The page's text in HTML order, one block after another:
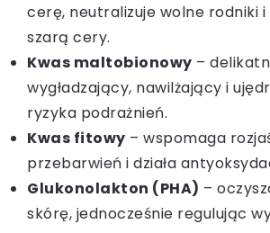
cerę, neutralizuje wolne rodniki i
szarą cery.
Kwas maltobionowy –
wygładzający, nawilżający i
ryzyka podrażnień.
Kwas fitowy – wspomaga
przebarwień i działa
Glukonolakton (PHA) –
skórę, jednocześnie regulując